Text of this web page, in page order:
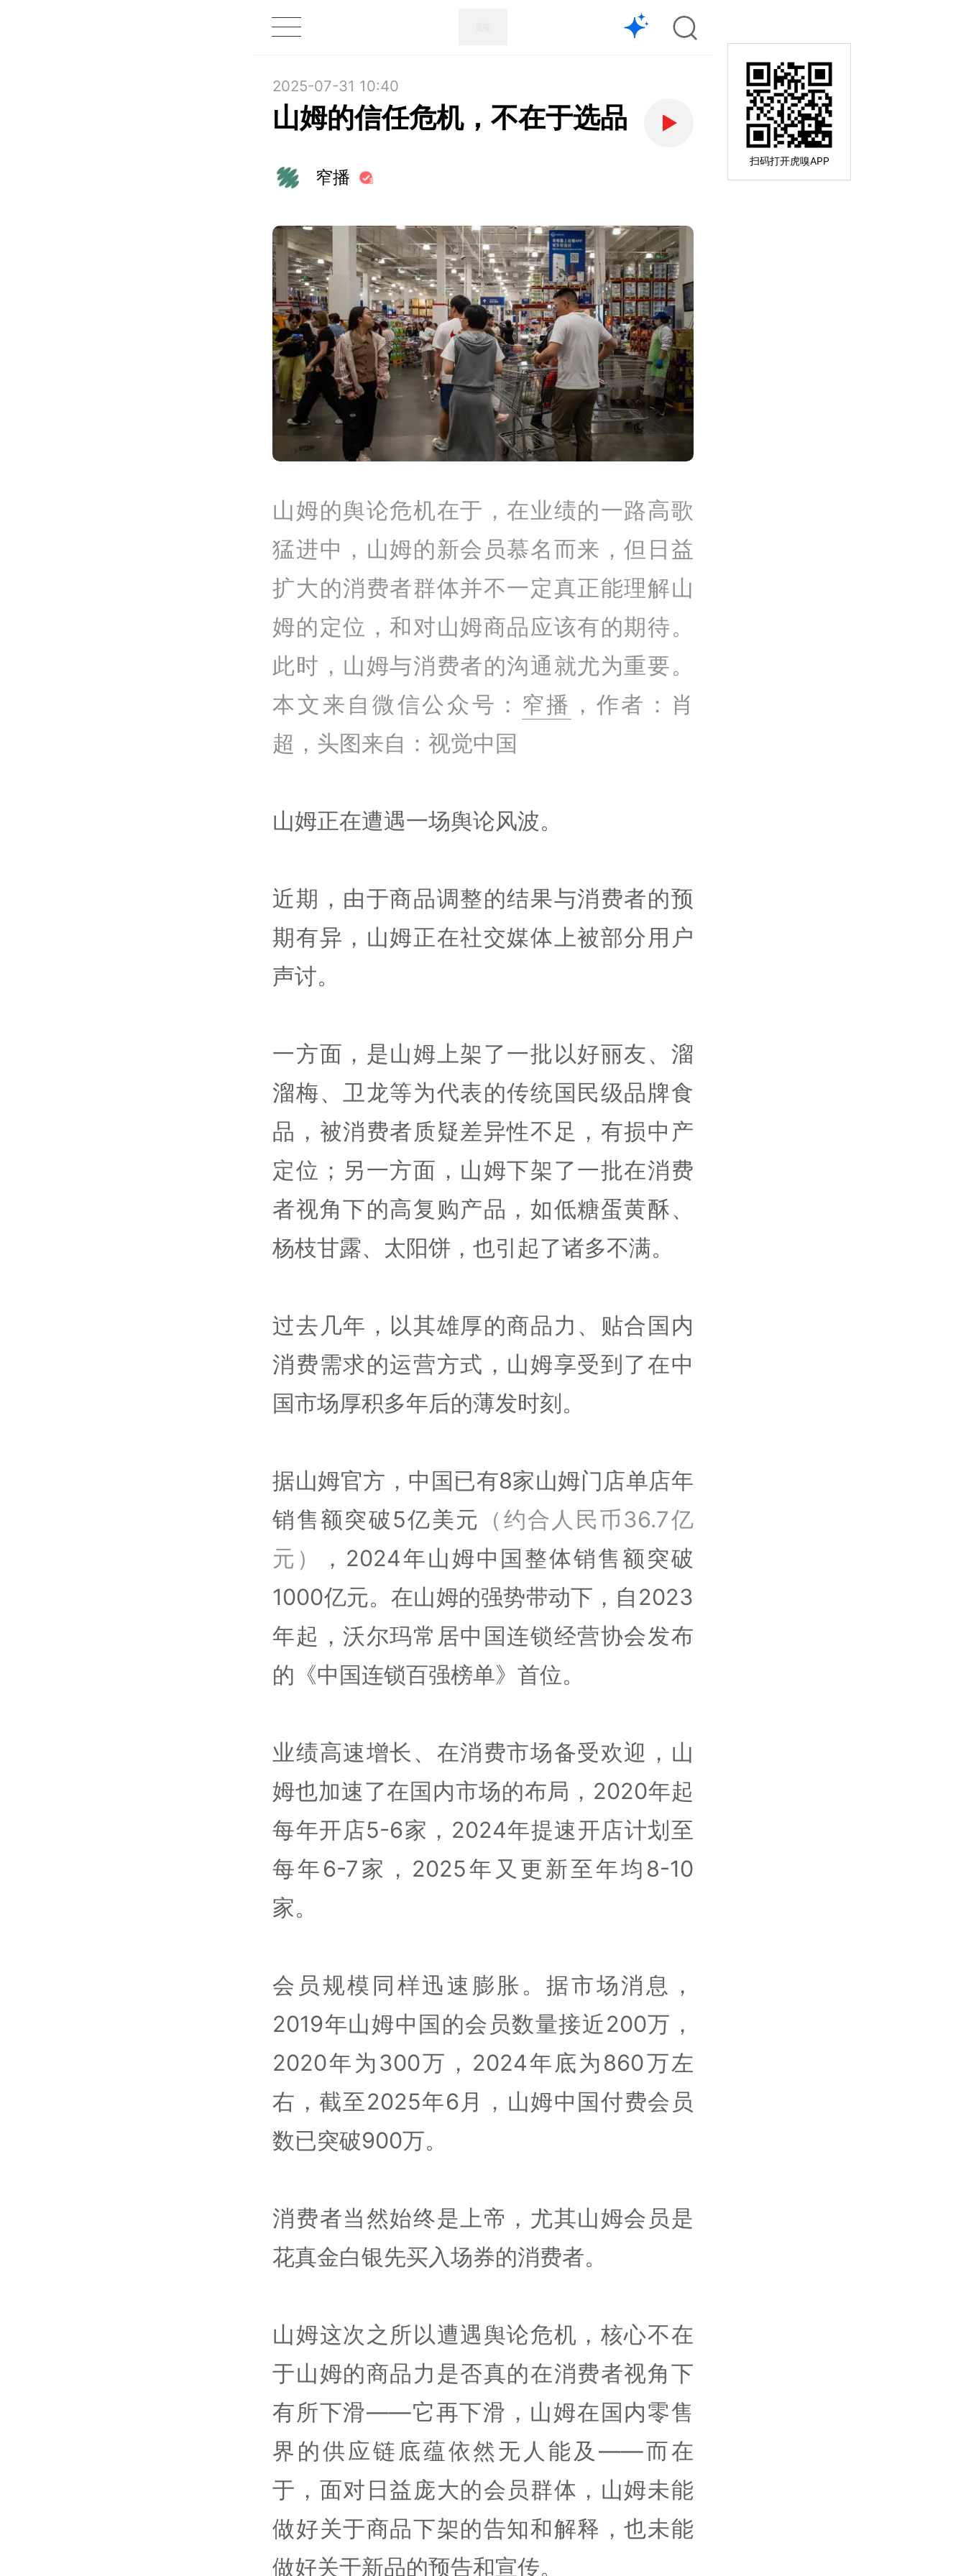
扫码打开虎嗅APP
2025-07-31 10:40
山姆的信任危机，不在于选品
窄播
山姆的舆论危机在于，在业绩的一路高歌
猛进中，山姆的新会员慕名而来，但日益
扩大的消费者群体并不一定真正能理解山
姆的定位，和对山姆商品应该有的期待。
此时，山姆与消费者的沟通就尤为重要。
本文来自微信公众号： 窄播 ，作者：肖
超，头图来自：视觉中国
山姆正在遭遇一场舆论风波。
近期，由于商品调整的结果与消费者的预
期有异，山姆正在社交媒体上被部分用户
声讨。
一方面，是山姆上架了一批以好丽友、溜
溜梅、卫龙等为代表的传统国民级品牌食
品，被消费者质疑差异性不足，有损中产
定位；另一方面，山姆下架了一批在消费
者视角下的高复购产品，如低糖蛋黄酥、
杨枝甘露、太阳饼，也引起了诸多不满。
过去几年，以其雄厚的商品力、贴合国内
消费需求的运营方式，山姆享受到了在中
国市场厚积多年后的薄发时刻。
据山姆官方，中国已有8家山姆门店单店年
销售额突破5亿美元 （约合人民币36.7亿
元）
，2024年山姆中国整体销售额突破
1000亿元。在山姆的强势带动下，自2023
年起，沃尔玛常居中国连锁经营协会发布
的《中国连锁百强榜单》首位。
业绩高速增长、在消费市场备受欢迎，山
姆也加速了在国内市场的布局，2020年起
每年开店5-6家，2024年提速开店计划至
每年6-7家，2025年又更新至年均8-10
家。
会员规模同样迅速膨胀。据市场消息，
2019年山姆中国的会员数量接近200万，
2020年为300万，2024年底为860万左
右，截至2025年6月，山姆中国付费会员
数已突破900万。
消费者当然始终是上帝，尤其山姆会员是
花真金白银先买入场券的消费者。
山姆这次之所以遭遇舆论危机，核心不在
于山姆的商品力是否真的在消费者视角下
有所下滑——它再下滑，山姆在国内零售
界的供应链底蕴依然无人能及——而在
于，面对日益庞大的会员群体，山姆未能
做好关于商品下架的告知和解释，也未能
做好关于新品的预告和宣传。